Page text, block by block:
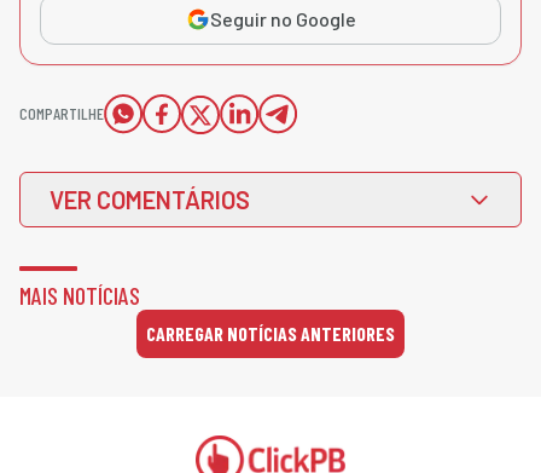
Seguir no Google
COMPARTILHE
VER COMENTÁRIOS
MAIS NOTÍCIAS
CARREGAR NOTÍCIAS ANTERIORES